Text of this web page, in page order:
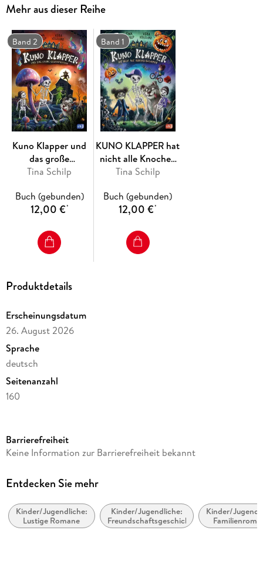
ausgewählt
Alle Bände der gruselig-charmanten Reihe rund um das
kleine Skelett:
Kuno Klapper hat nicht alle Knochen beisammen (Band 1)
Kuno Klapper und das große Geistertreffen (Band 2)
Kuno Klapper und die wilden Feuerfüßler (Band 3)
Ausstattung: mit schwarz-weiß Illustrationen
Mehr aus dieser Reihe
Band 2
Kuno Klapper und
das große
Geistertreffen
Tina Schilp
Buch (gebunden)
12,00 €*
Band 1
KUNO KLAPPER hat
nicht alle Knochen
beisammen
Tina Schilp
Buch (gebunden)
12,00 €*
Produktdetails
Erscheinungsdatum
26. August 2026
Sprache
deutsch
Seitenanzahl
160
Reihe
Autor/Autorin
Illustrationen
Vera Kiegeland
Barrierefreiheit
Keine Information zur Barrierefreiheit bekannt
Entdecken Sie mehr
Kinder/Jugendliche:
Lustige Romane
Kinder/Jugendliche:
Freundschaftsgeschichten
Kinder/